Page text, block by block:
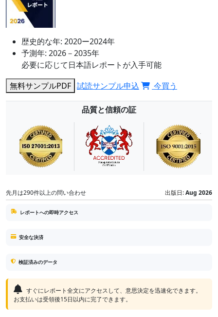
歴史的な年: 2020ー2024年
予測年: 2026－2035年
必要に応じて日本語レポートが入手可能
無料サンプルPDF 試読サンプル申込 今買う
品質と信頼の証
先月は290件以上の問い合わせ 出版日:Aug 2026
レポートへの即時アクセス
安全な決済
検証済みのデータ
すぐにレポート全文にアクセスして、意思決定を迅速化できます。
お支払いは受領後15日以内に完了できます。